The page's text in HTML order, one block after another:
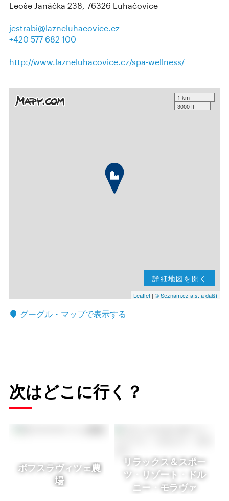
Leoše Janáčka 238, 76326 Luhačovice
jestrabi@lazneluhacovice.cz
+420 577 682 100
http://www.lazneluhacovice.cz/spa-wellness/
1 km
3000 ft
詳細地図を開く
Leaflet | © Seznam.cz a.s. a další
グーグル・マップで表示する
次はどこに行く？
ボフスラヴィツェ農
場
リラックス＆スポー
ツ・リゾート・ドル
ニー・モラヴァ